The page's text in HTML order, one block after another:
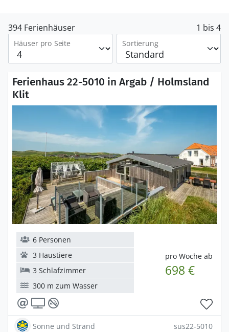
394 Ferienhäuser 1 bis 4
Häuser pro Seite Sortierung
Ferienhaus 22-5010 in Argab / Holmsland
Klit
pro Woche ab
698 €
6 Personen
3 Haustiere
3 Schlafzimmer
300 m zum Wasser
Sonne und Strand sus22-5010